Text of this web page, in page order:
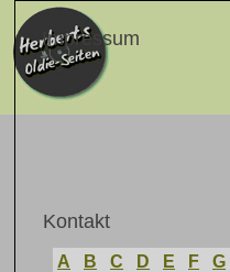
Impressum
Kontakt
A B C D E F G